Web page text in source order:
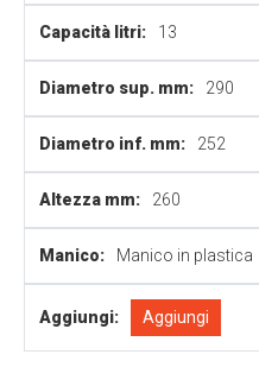
Capacità litri: 13
Diametro sup. mm: 290
Diametro inf. mm: 252
Altezza mm: 260
Manico: Manico in plastica
Aggiungi: Aggiungi